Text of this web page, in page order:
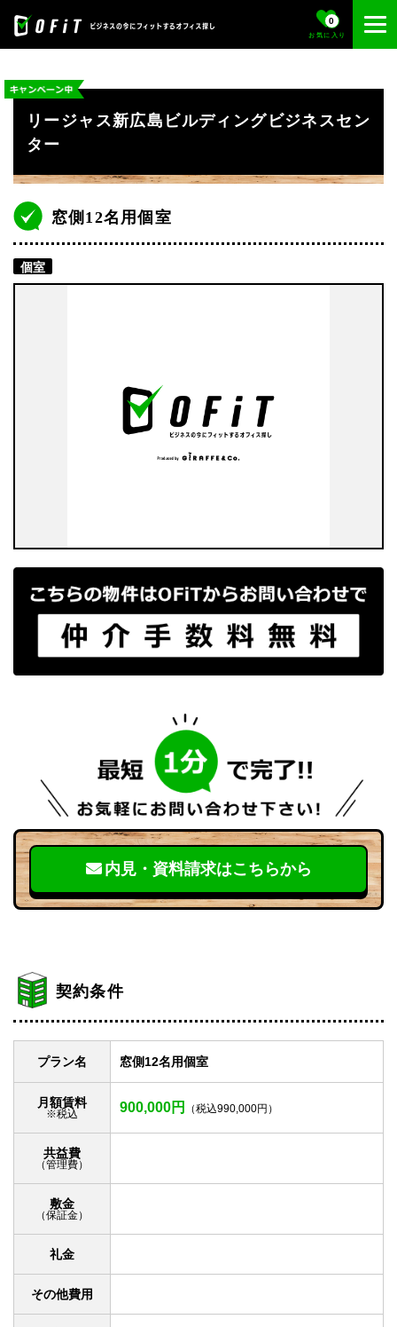
お気に入り
0
リージャス新広島ビルディングビジネスセン
ター
窓側12名用個室
個室
内見・資料請求はこちらから
契約条件
プラン名 窓側12名用個室
月額賃料
※税込 900,000円 （税込990,000円）
共益費
（管理費）
敷金
（保証金）
礼金
その他費用